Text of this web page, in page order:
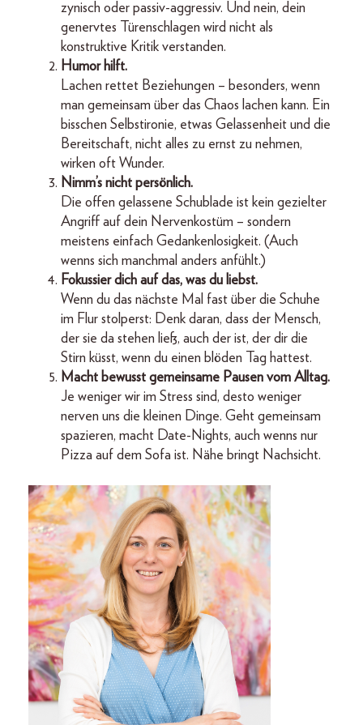
zynisch oder passiv-aggressiv. Und nein, dein
genervtes Türenschlagen wird nicht als
konstruktive Kritik verstanden.
Humor hilft.
Lachen rettet Beziehungen – besonders, wenn
man gemeinsam über das Chaos lachen kann. Ein
bisschen Selbstironie, etwas Gelassenheit und die
Bereitschaft, nicht alles zu ernst zu nehmen,
wirken oft Wunder.
Nimm’s nicht persönlich.
Die offen gelassene Schublade ist kein gezielter
Angriff auf dein Nervenkostüm – sondern
meistens einfach Gedankenlosigkeit. (Auch
wenns sich manchmal anders anfühlt.)
Fokussier dich auf das, was du liebst.
Wenn du das nächste Mal fast über die Schuhe
im Flur stolperst: Denk daran, dass der Mensch,
der sie da stehen ließ, auch der ist, der dir die
Stirn küsst, wenn du einen blöden Tag hattest.
Macht bewusst gemeinsame Pausen vom Alltag.
Je weniger wir im Stress sind, desto weniger
nerven uns die kleinen Dinge. Geht gemeinsam
spazieren, macht Date-Nights, auch wenns nur
Pizza auf dem Sofa ist. Nähe bringt Nachsicht.